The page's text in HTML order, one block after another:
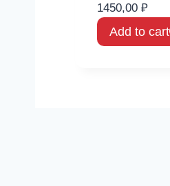
1450,00 ₽
Add to cart